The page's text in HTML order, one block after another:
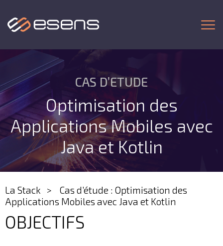
CAS D’ETUDE
Optimisation des
Applications Mobiles avec
Java et Kotlin
La Stack
Cas d’étude : Optimisation des
Applications Mobiles avec Java et Kotlin
OBJECTIFS